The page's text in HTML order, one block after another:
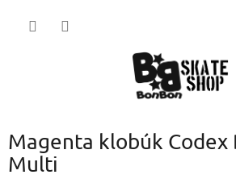
Magenta klobúk Codex
Multi